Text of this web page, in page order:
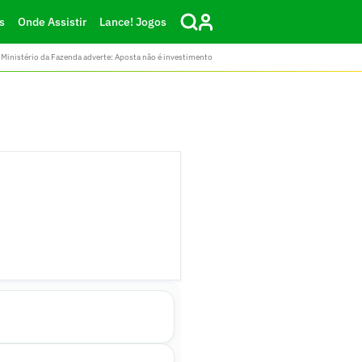
Onde Assistir Lance! Jogos
da Fazenda adverte: Aposta não é investimento